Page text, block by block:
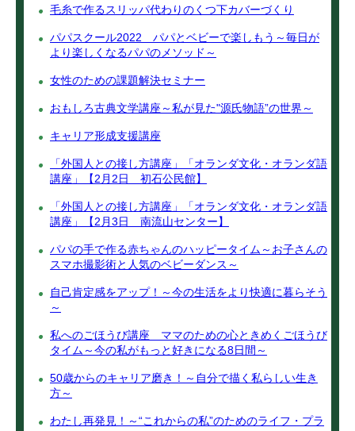
毛糸で作るスリッパ代わりのくつ下カバーづくり
パパスクール2022 パパとベビーで楽しもう～毎日が
より楽しくなるパパのメソッド～
女性のための課題解決セミナー
おもしろ古典文学講座～私が見た"源氏物語”の世界～
キャリア形成支援講座
「外国人との接し方講座」「オランダ文化・オランダ語
講座」【2月2日 初石公民館】
「外国人との接し方講座」「オランダ文化・オランダ語
講座」【2月3日 南流山センター】
パパの手で作る赤ちゃんのハッピータイム～お子さんの
スマホ撮影術と人気のベビーダンス～
自己肯定感をアップ！～今の生活をより快適に暮らそう
～
私へのごほうび講座 ママのための心ときめくごほうび
タイム～今の私がもっと好きになる8日間～
50歳からのキャリア磨き！～自分で描く私らしい生き
方～
わたし再発見！～“これからの私”のためのライフ・プラ